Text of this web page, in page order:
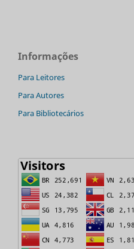
Informações
Para Leitores
Para Autores
Para Bibliotecários